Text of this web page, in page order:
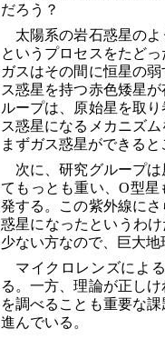
だろう？
太陽系の岩石惑星の
というプロセスをたど
ガスはその間に恒星の
ス惑星を持つ赤色矮星
ループは、原始星を取
ス惑星になるメカニズ
まずガス惑星ができると
次に、研究グループ
てもっとも重い、O型
発する。この紫外線に
惑星になったというわ
少ない方なので、巨大地
マイクロレンズによ
る。一方、理論が正し
を調べることも重要な
進んでいる。